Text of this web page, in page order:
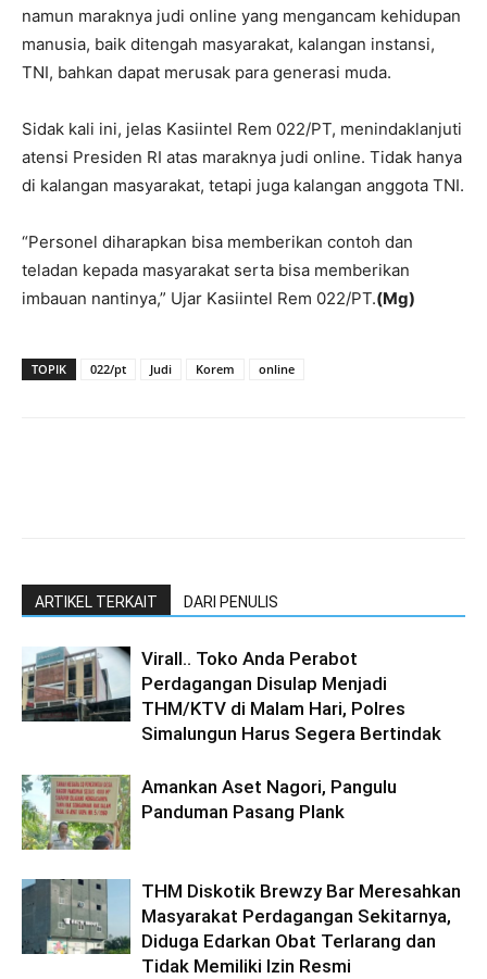
namun maraknya judi online yang mengancam kehidupan
manusia, baik ditengah masyarakat, kalangan instansi,
TNI, bahkan dapat merusak para generasi muda.
Sidak kali ini, jelas Kasiintel Rem 022/PT, menindaklanjuti
atensi Presiden RI atas maraknya judi online. Tidak hanya
di kalangan masyarakat, tetapi juga kalangan anggota TNI.
“Personel diharapkan bisa memberikan contoh dan
teladan kepada masyarakat serta bisa memberikan
imbauan nantinya,” Ujar Kasiintel Rem 022/PT.(Mg)
TOPIK 022/pt Judi Korem online
ARTIKEL TERKAIT DARI PENULIS
Virall.. Toko Anda Perabot
Perdagangan Disulap Menjadi
THM/KTV di Malam Hari, Polres
Simalungun Harus Segera Bertindak
Amankan Aset Nagori, Pangulu
Panduman Pasang Plank
THM Diskotik Brewzy Bar Meresahkan
Masyarakat Perdagangan Sekitarnya,
Diduga Edarkan Obat Terlarang dan
Tidak Memiliki Izin Resmi